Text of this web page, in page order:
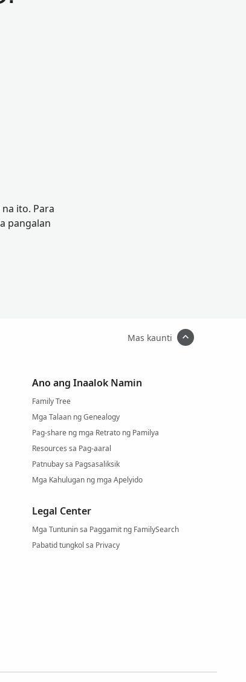
ito. Para
pangalan
Mas kaunti
Ano ang Inaalok Namin
Family Tree
Mga Talaan ng Genealogy
Pag-share ng mga Retrato ng Pamilya
Resources sa Pag-aaral
Patnubay sa Pagsasaliksik
Mga Kahulugan ng mga Apelyido
Legal Center
Mga Tuntunin sa Paggamit ng FamilySearch
Pabatid tungkol sa Privacy